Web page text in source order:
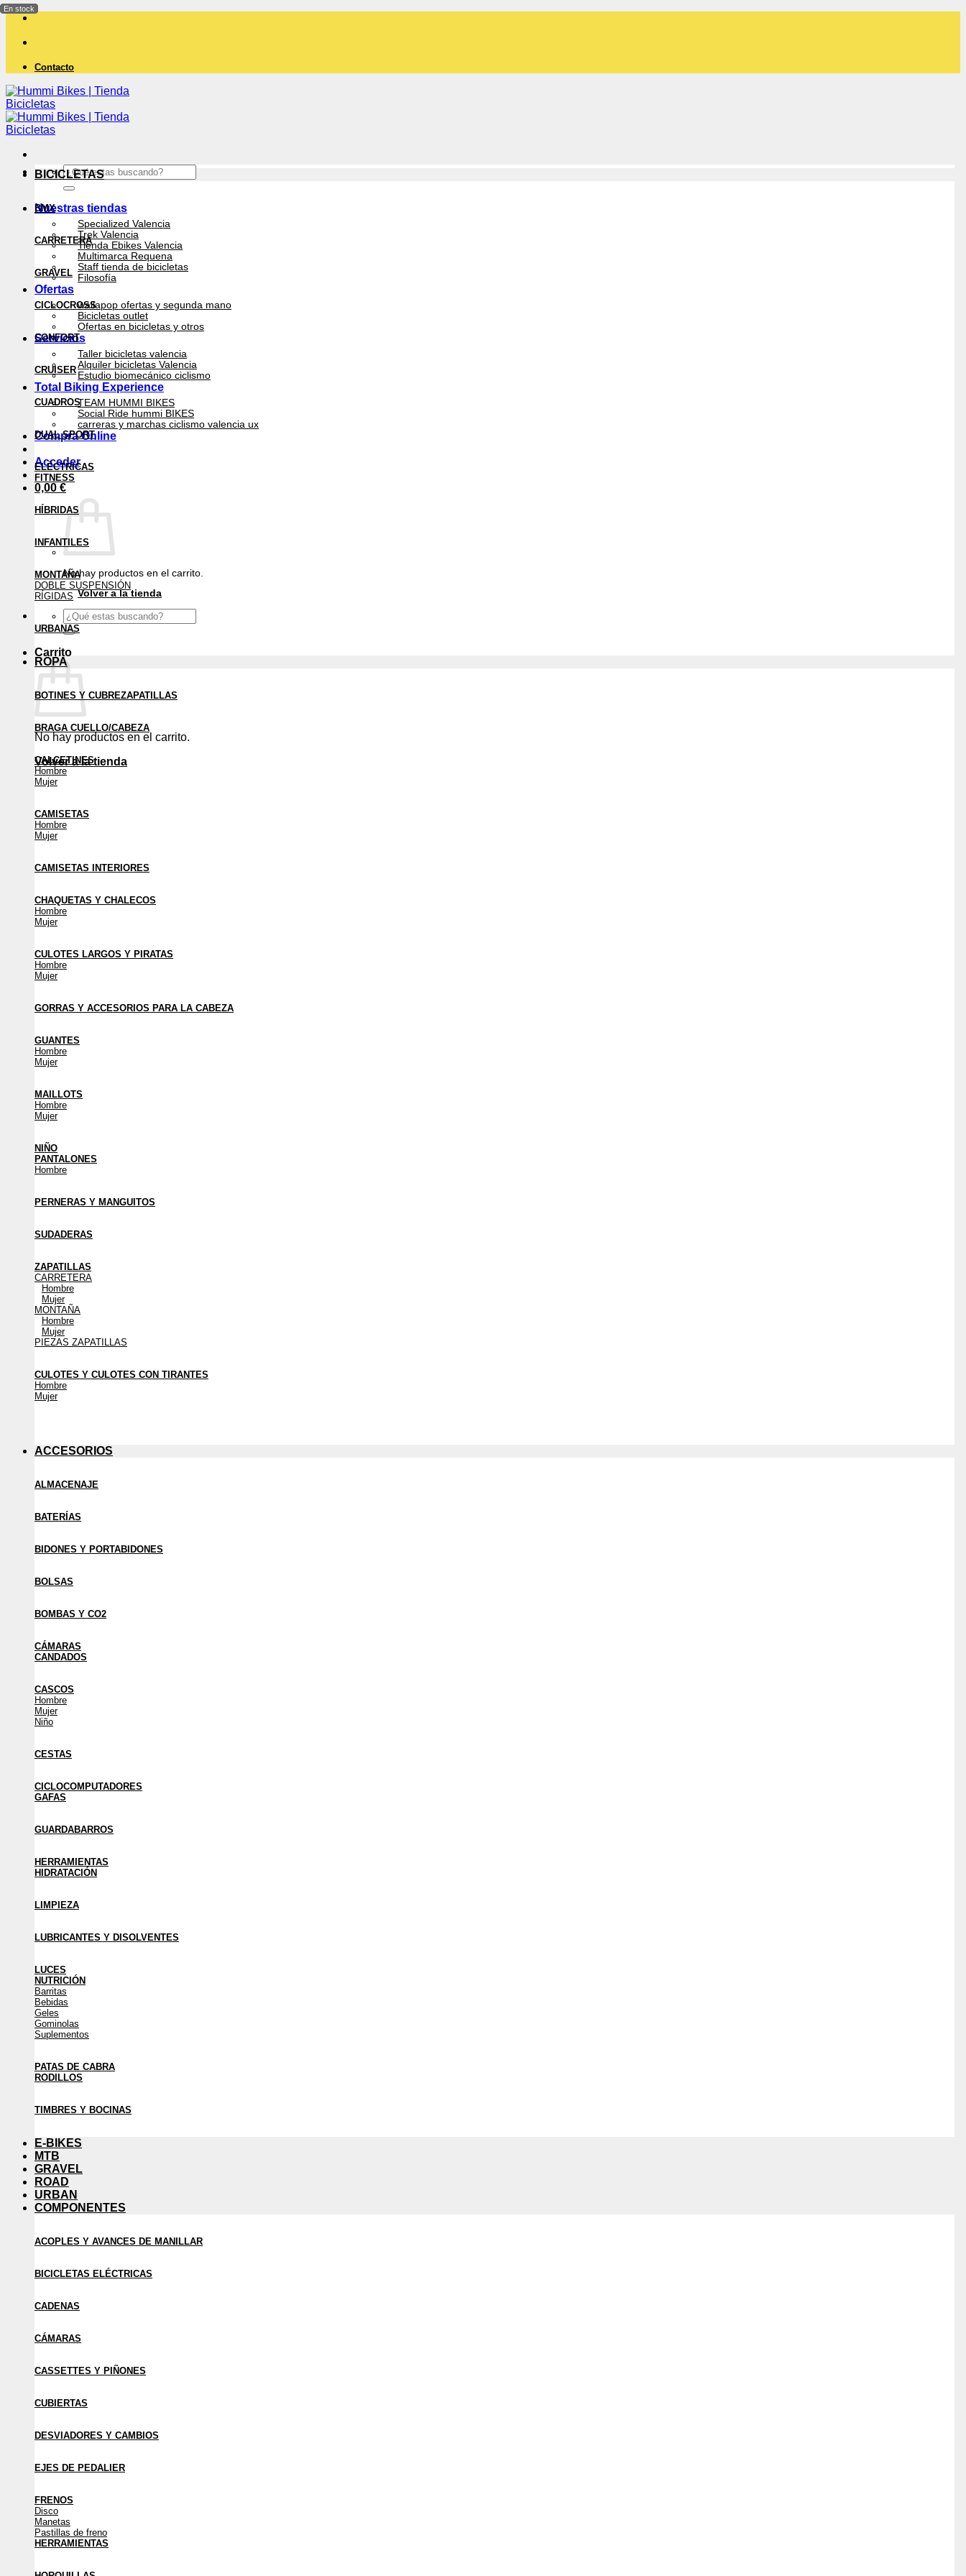
Saltar
contenido
Contacto
Buscar
por:
Nuestras tiendas
Specialized Valencia
Trek Valencia
Tienda Ebikes Valencia
Multimarca Requena
Staff tienda de bicicletas
Filosofía
Ofertas
wallapop ofertas y segunda mano
Bicicletas outlet
Ofertas en bicicletas y otros
Servicios
Taller bicicletas valencia
Alquiler bicicletas Valencia
Estudio biomecánico ciclismo
Total Biking Experience
TEAM HUMMI BIKES
Social Ride hummi BIKES
carreras y marchas ciclismo valencia ux
Compra Online
Acceder
0,00 €
No hay productos en el carrito.
Volver a la tienda
Buscar
por:
Carrito
No hay productos en el carrito.
Volver a la tienda
BICICLETAS
BMX
CARRETERA
GRAVEL
CICLOCROSS
CONFORT
CRUISER
CUADROS
DUAL SPORT
ELÉCTRICAS
FITNESS
HÍBRIDAS
INFANTILES
MONTAÑA
DOBLE SUSPENSIÓN
RÍGIDAS
URBANAS
ROPA
BOTINES Y CUBREZAPATILLAS
BRAGA CUELLO/CABEZA
CALCETINES
Hombre
Mujer
CAMISETAS
Hombre
Mujer
CAMISETAS INTERIORES
CHAQUETAS Y CHALECOS
Hombre
Mujer
CULOTES LARGOS Y PIRATAS
Hombre
Mujer
GORRAS Y ACCESORIOS PARA LA CABEZA
GUANTES
Hombre
Mujer
MAILLOTS
Hombre
Mujer
NIÑO
PANTALONES
Hombre
PERNERAS Y MANGUITOS
SUDADERAS
ZAPATILLAS
CARRETERA
Hombre
Mujer
MONTAÑA
Hombre
Mujer
PIEZAS ZAPATILLAS
CULOTES Y CULOTES CON TIRANTES
Hombre
Mujer
ACCESORIOS
ALMACENAJE
BATERÍAS
BIDONES Y PORTABIDONES
BOLSAS
BOMBAS Y CO2
CÁMARAS
CANDADOS
CASCOS
Hombre
Mujer
Niño
CESTAS
CICLOCOMPUTADORES
GAFAS
GUARDABARROS
HERRAMIENTAS
HIDRATACIÓN
LIMPIEZA
LUBRICANTES Y DISOLVENTES
LUCES
NUTRICIÓN
Barritas
Bebidas
Geles
Gominolas
Suplementos
PATAS DE CABRA
RODILLOS
TIMBRES Y BOCINAS
E-BIKES
MTB
GRAVEL
ROAD
URBAN
COMPONENTES
ACOPLES Y AVANCES DE MANILLAR
BICICLETAS ELÉCTRICAS
CADENAS
CÁMARAS
CASSETTES Y PIÑONES
CUBIERTAS
DESVIADORES Y CAMBIOS
EJES DE PEDALIER
FRENOS
Disco
Manetas
Pastillas de freno
HERRAMIENTAS